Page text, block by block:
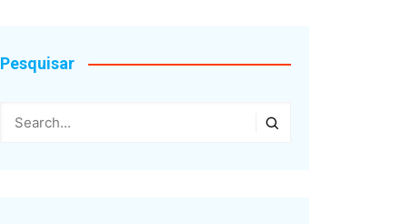
Pesquisar